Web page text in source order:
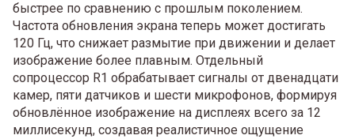
быстрее по сравнению с прошлым поколением.
Частота обновления экрана теперь может достигать
120 Гц, что снижает размытие при движении и делает
изображение более плавным. Отдельный
сопроцессор R1 обрабатывает сигналы от двенадцати
камер, пяти датчиков и шести микрофонов, формируя
обновлённое изображение на дисплеях всего за 12
миллисекунд, создавая реалистичное ощущение